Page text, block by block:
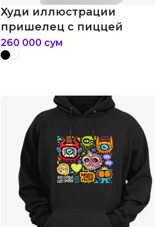
Худи иллюстрации
пришелец с пиццей
260 000 сум